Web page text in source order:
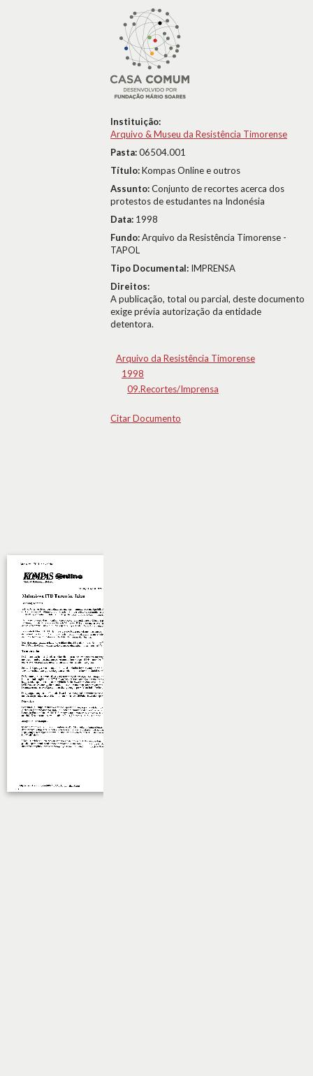
Instituição:
Arquivo & Museu da Resistência Timorense
Pasta:06504.001
Título:Kompas Online e outros
Assunto:Conjunto de recortes acerca dos
protestos de estudantes na Indonésia
Data: 1998
Fundo:Arquivo da Resistência Timorense -
TAPOL
Tipo Documental: IMPRENSA
Direitos:
A publicação, total ou parcial, deste documento
exige prévia autorização da entidade
detentora.
Arquivo da Resistência Timorense
1998
09.Recortes/Imprensa
Citar Documento